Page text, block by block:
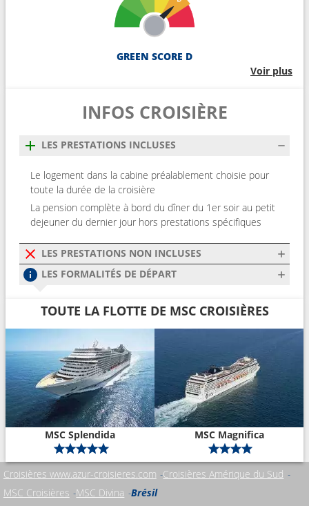
GREEN SCORE D
Voir plus
INFOS CROISIÈRE
LES PRESTATIONS INCLUSES
Le logement dans la cabine préalablement choisie pour
toute la durée de la croisière
La pension complète à bord du dîner du 1er soir au petit
dejeuner du dernier jour hors prestations spécifiques
LES PRESTATIONS NON INCLUSES
LES FORMALITÉS DE DÉPART
TOUTE LA FLOTTE DE MSC CROISIÈRES
MSC Splendida MSC Magnifica
Croisières www.azur-croisieres.com Croisières Amérique du Sud
MSC Croisières MSC Divina Brésil